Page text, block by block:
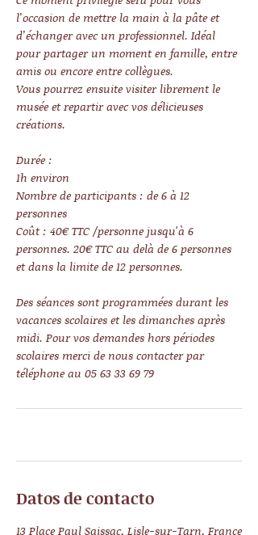
l’occasion de mettre la main à la pâte et
d’échanger avec un professionnel. Idéal
pour partager un moment en famille, entre
amis ou encore entre collègues.
Vous pourrez ensuite visiter librement le
musée et repartir avec vos délicieuses
créations.
Durée :
1h environ
Nombre de participants : de 6 à 12
personnes
Coût : 40€ TTC /personne jusqu'à 6
personnes. 20€ TTC au delà de 6 personnes
et dans la limite de 12 personnes.
Des séances sont programmées durant les
vacances scolaires et les dimanches après
midi. Pour vos demandes hors périodes
scolaires merci de nous contacter par
Datos de contacto
13 Place Paul Saissac, Lisle-sur-Tarn, France